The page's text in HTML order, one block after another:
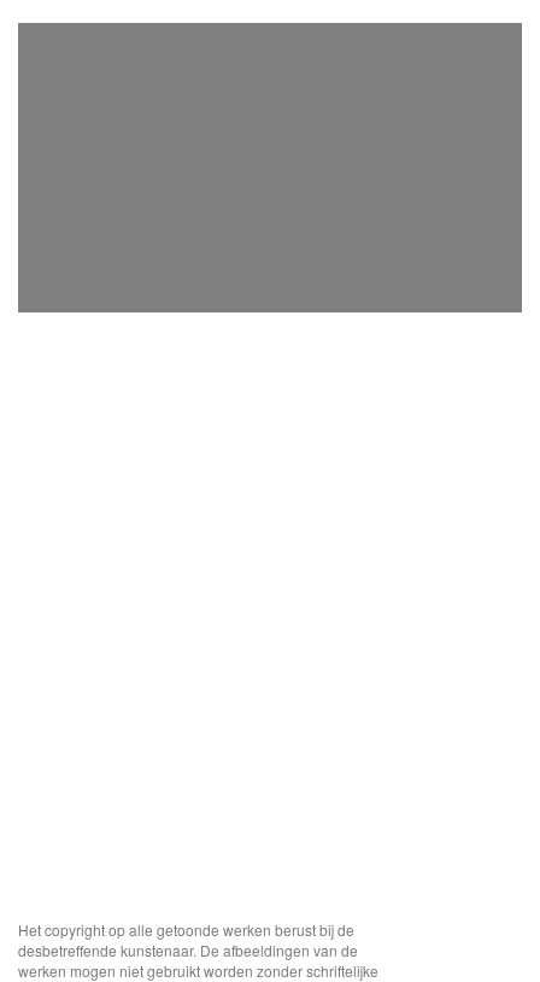
Het copyright op alle getoonde werken berust bij de
desbetreffende kunstenaar. De afbeeldingen van de
werken mogen niet gebruikt worden zonder schriftelijke